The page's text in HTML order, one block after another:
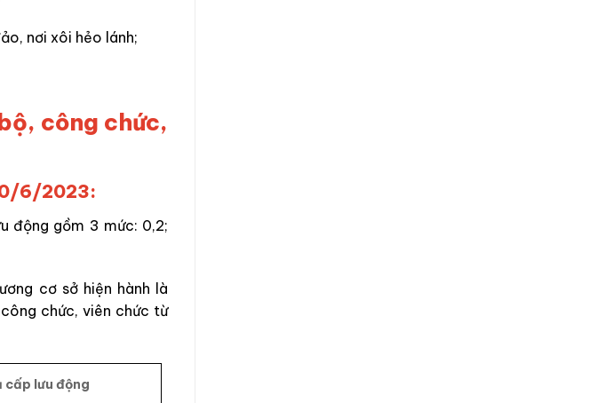
nơi xôi hẻo lánh;
công chức,
6/2023:
động gồm 3 mức: 0,2;
cơ sở hiện hành là
chức, viên chức từ
cấp lưu động